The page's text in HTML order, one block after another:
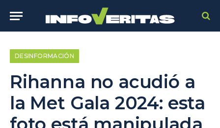
DESINFORMACIÓN
Rihanna no acudió a
la Met Gala 2024: esta